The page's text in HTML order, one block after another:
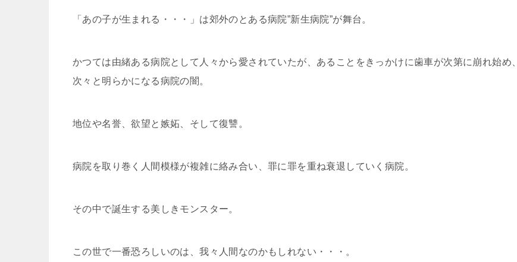
「あの子が生まれる・・・」は郊外のとある病院”新生病院”が舞台。
かつては由緒ある病院として人々から愛されていたが、あることをきっかけに歯車が次第に崩れ始め、
次々と明らかになる病院の闇。
地位や名誉、欲望と嫉妬、そして復讐。
病院を取り巻く人間模様が複雑に絡み合い、罪に罪を重ね衰退していく病院。
その中で誕生する美しきモンスター。
この世で一番恐ろしいのは、我々人間なのかもしれない・・・。